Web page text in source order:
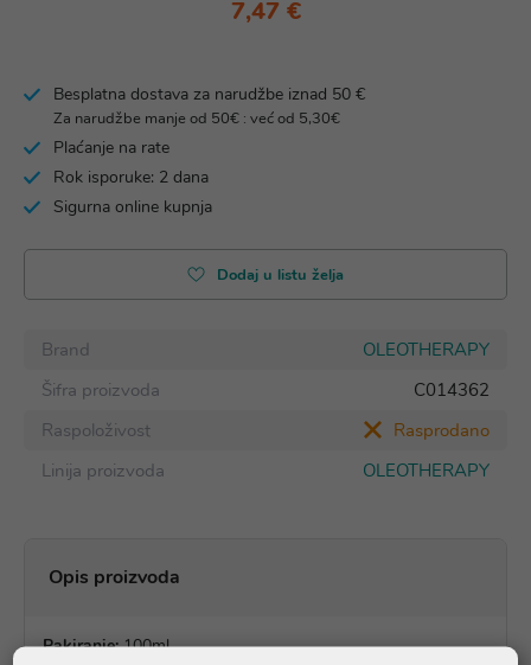
7,47 €
Besplatna dostava za narudžbe iznad 50 €
Za narudžbe manje od 50€ : već od 5,30€
Plaćanje na rate
Rok isporuke: 2 dana
Sigurna online kupnja
Dodaj u listu želja
Brand
OLEOTHERAPY
Šifra proizvoda
C014362
Raspoloživost
Rasprodano
Linija proizvoda
OLEOTHERAPY
Opis proizvoda
Pakiranje:100ml